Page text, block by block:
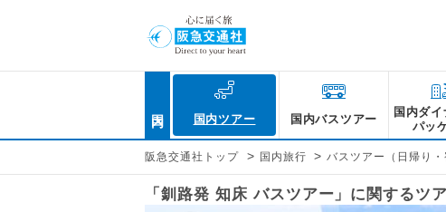
国内ツアー 国内バスツアー
国内ダイ
パッ
阪急交通社トップ > 国内旅行 > バスツアー（日帰り・
「釧路発 知床 バスツアー」に関するツ